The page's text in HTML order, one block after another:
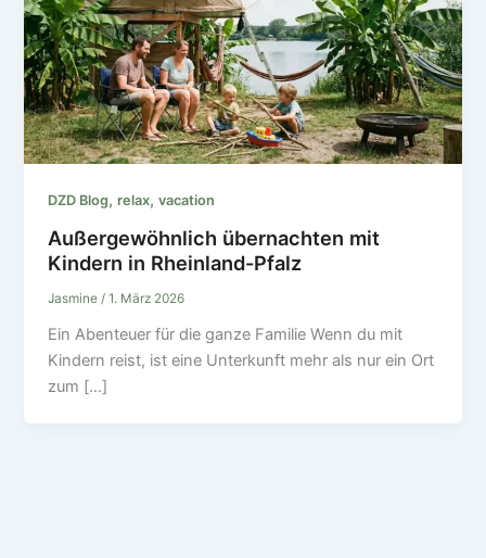
DZD Blog,relax,vacation
Außergewöhnlich übernachten mit
Kindern in Rheinland-Pfalz
Jasmine/1. März 2026
Ein Abenteuer für die ganze Familie Wenn du mit
Kindern reist, ist eine Unterkunft mehr als nur ein Ort
zum […]